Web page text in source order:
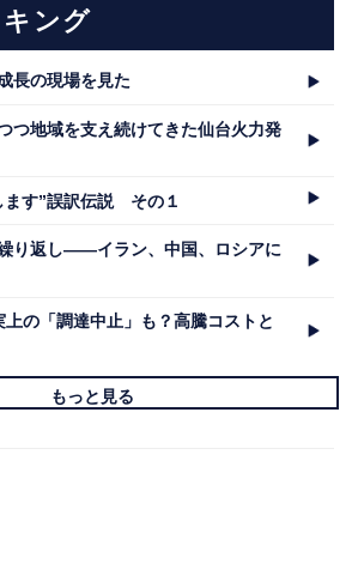
ング
長の現場を見た
つ地域を支え続けてきた仙台火力発
ます”誤訳伝説 その１
繰り返し――イラン、中国、ロシアに
の「調達中止」も？高騰コストと
もっと見る